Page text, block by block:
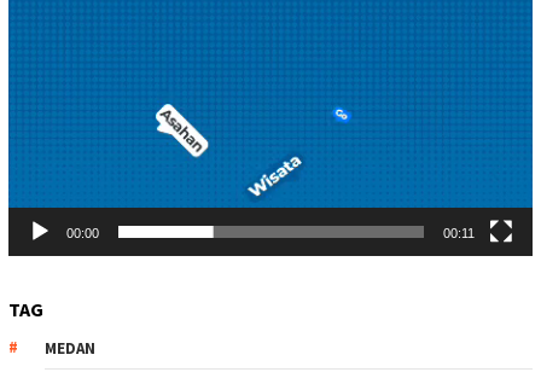
00:00 00:11
TAG
MEDAN